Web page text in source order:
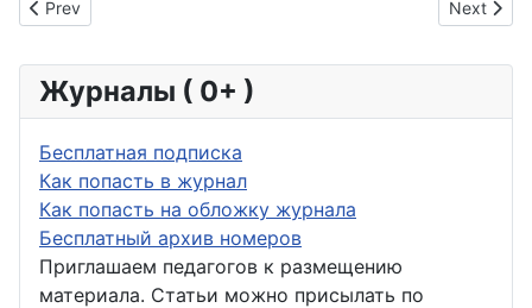
Previous article: Конспект игрового занятия по
Prev Next
Next
Журналы ( 0+ )
Бесплатная подписка
Как попасть в журнал
Как попасть на обложку журнала
Бесплатный архив номеров
Приглашаем педагогов к размещению
материала. Статьи можно присылать по